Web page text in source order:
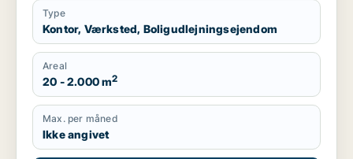
Type
Kontor, Værksted, Boligudlejningsejendom
Areal
20 - 2.000 m2
Max. per måned
Ikke angivet